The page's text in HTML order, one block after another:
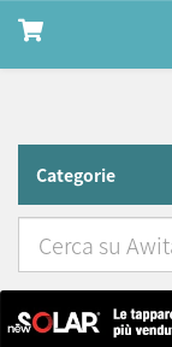
Categorie
Awitalia